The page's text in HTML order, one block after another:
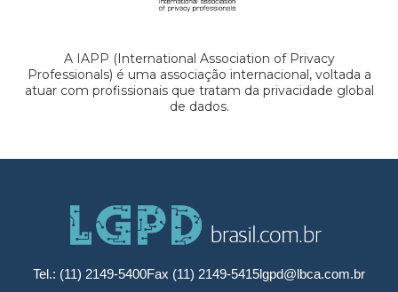
A IAPP (International Association of Privacy
Professionals) é uma associação internacional, voltada a
atuar com profissionais que tratam da privacidade global
de dados.
Tel.: (11) 2149-5400Fax (11) 2149-5415lgpd@lbca.com.br